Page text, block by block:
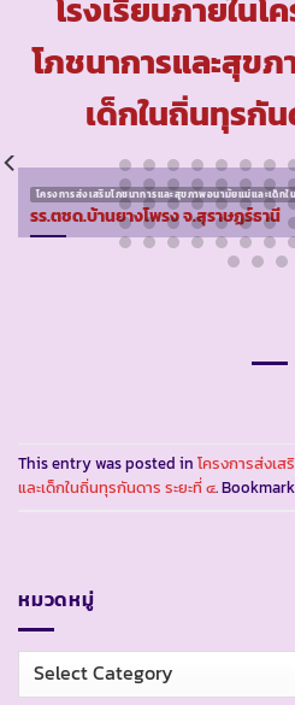
โภชนาการและสุข
เด็กในถิ่นทุรกัน
โครงการส่งเสริมโภชนาการและสุขภาพอนามัยแม่และเด็กใ
รร.ตชด.บ้านยางโพรง จ.สุราษฏร์ธานี
This entry was posted in โครงการส่งเ
และเด็กในถิ่นทุรกันดาร ระยะที่ ๔.
หมวดหมู่
หมวด
หมู่